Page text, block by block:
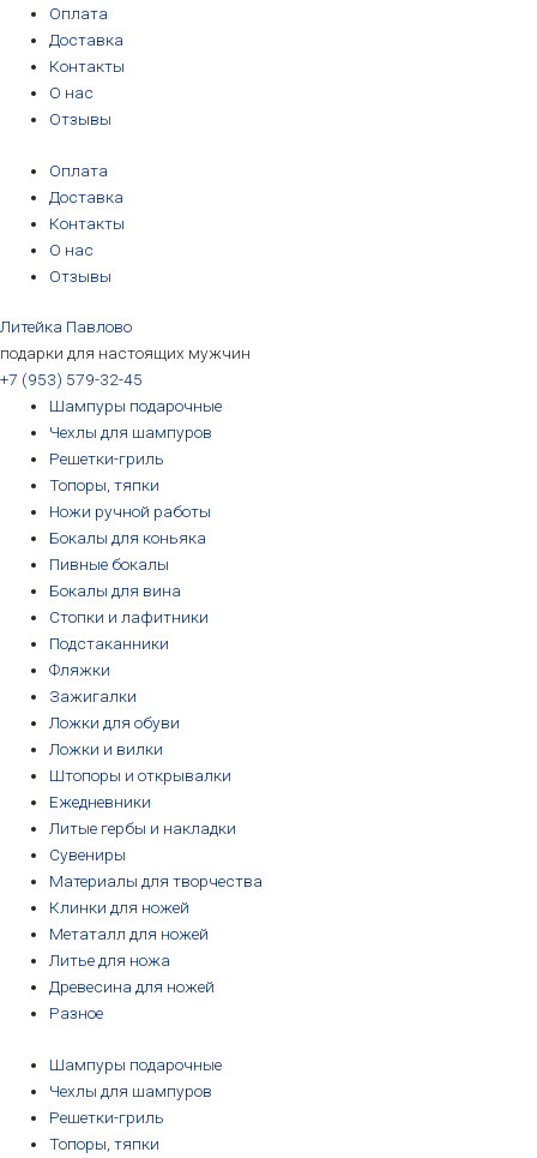
Перейти
содержимому
Оплата
Доставка
Контакты
О нас
Отзывы
Оплата
Доставка
Контакты
О нас
Отзывы
Литейка Павлово
подарки для настоящих мужчин
+7 (953) 579-32-45
Шампуры подарочные
Чехлы для шампуров
Решетки-гриль
Топоры, тяпки
Ножи ручной работы
Бокалы для коньяка
Пивные бокалы
Бокалы для вина
Стопки и лафитники
Подстаканники
Фляжки
Зажигалки
Ложки для обуви
Ложки и вилки
Штопоры и открывалки
Ежедневники
Литые гербы и накладки
Сувениры
Материалы для творчества
Клинки для ножей
Метаталл для ножей
Литье для ножа
Древесина для ножей
Разное
Шампуры подарочные
Чехлы для шампуров
Решетки-гриль
Топоры, тяпки
Количество
товара
Чехол
шампуров
Первоначальная
цена
составляла
Первоначальная
цена
составляла
Первоначальная
цена
составляла
Первоначальная
цена
составляла